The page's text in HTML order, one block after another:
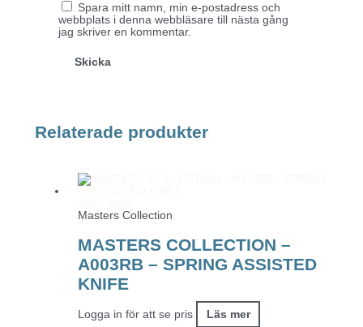
Spara mitt namn, min e-postadress och
webbplats i denna webbläsare till nästa gång
jag skriver en kommentar.
Relaterade produkter
Masters Collection
MASTERS COLLECTION –
A003RB – SPRING ASSISTED
KNIFE
Logga in för att se pris Läs mer